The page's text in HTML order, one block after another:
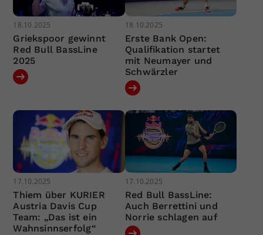
18.10.2025
Griekspoor gewinnt
Red Bull BassLine
2025
18.10.2025
Erste Bank Open:
Qualifikation startet
mit Neumayer und
Schwärzler
17.10.2025
Thiem über KURIER
Austria Davis Cup
Team: „Das ist ein
Wahnsinnserfolg“
17.10.2025
Red Bull BassLine:
Auch Berrettini und
Norrie schlagen auf